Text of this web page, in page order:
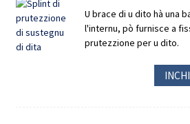
U brace di u dito hà una
l'internu, pò furnisce a
prutezzione per u dito.